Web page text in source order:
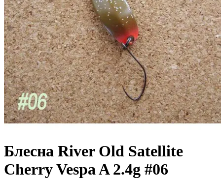
Блесна River Old Satellite
Cherry Vespa A 2.4g #06